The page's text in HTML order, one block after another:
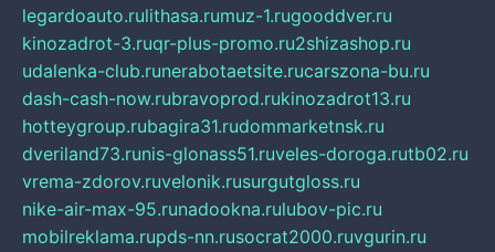
legardoauto.rulithasa.rumuz-1.rugooddver.ru
kinozadrot-3.ruqr-plus-promo.ru2shizashop.ru
udalenka-club.runerabotaetsite.rucarszona-bu.ru
dash-cash-now.rubravoprod.rukinozadrot13.ru
hotteygroup.rubagira31.rudommarketnsk.ru
dveriland73.runis-glonass51.ruveles-doroga.rutb02.ru
vrema-zdorov.ruvelonik.rusurgutgloss.ru
nike-air-max-95.runadookna.rulubov-pic.ru
mobilreklama.rupds-nn.rusocrat2000.ruvgurin.ru